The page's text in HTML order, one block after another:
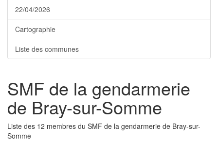
22/04/2026
Cartographie
Liste des communes
SMF de la gendarmerie
de Bray-sur-Somme
Liste des 12 membres du SMF de la gendarmerie de Bray-sur-
Somme